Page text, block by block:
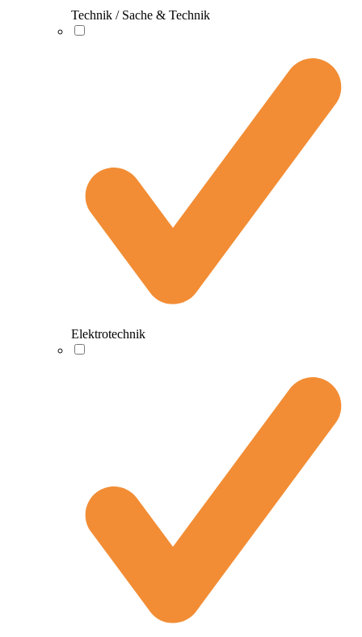
Technik / Sache & Technik
Elektrotechnik